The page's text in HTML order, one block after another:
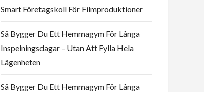
Smart Företagskoll För Filmproduktioner
Så Bygger Du Ett Hemmagym För Långa
Inspelningsdagar – Utan Att Fylla Hela
Lägenheten
Så Bygger Du Ett Hemmagym För Långa